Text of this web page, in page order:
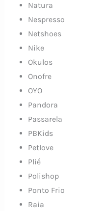
Natura
Nespresso
Netshoes
Nike
Okulos
Onofre
OYO
Pandora
Passarela
PBKids
Petlove
Plié
Polishop
Ponto Frio
Raia